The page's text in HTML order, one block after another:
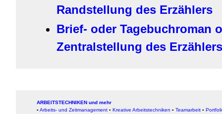
Randstellung des Erzählers
Brief- oder Tagebuchroman
Zentralstellung des Erzählers
ARBEITSTECHNIKEN und mehr
▪ Arbeits- und Zeitmanagement ▪ Kreative Arbeitstechniken ▪ Teamarbeit ▪